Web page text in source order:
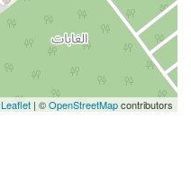
Leaflet | ©OpenStreetMapcontributors